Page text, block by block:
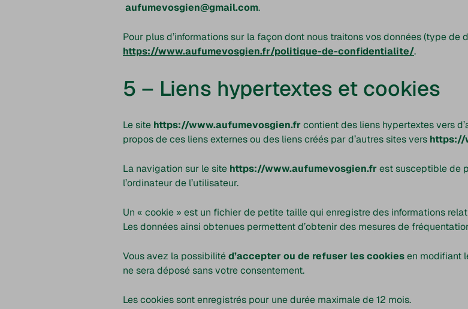
aufumevosgien@gmail.com.
Pour plus d’informations sur la façon dont nous traitons vos données (type de
https://www.aufumevosgien.fr/politique-de-confidentialite/.
5 – Liens hypertextes et cookies
Le site https://www.aufumevosgien.frcontient des liens hypertextes vers
propos de ces liens externes ou des liens créés par d’autres sites vers https://
La navigation sur le site https://www.aufumevosgien.frest susceptible de
l’ordinateur de l’utilisateur.
Un « cookie » est un fichier de petite taille qui enregistre des informations
Les données ainsi obtenues permettent d’obtenir des mesures de
Vous avez la possibilitéd’accepter ou de refuser les cookiesen modifiant
ne sera déposé sans votre consentement.
Les cookies sont enregistrés pour une durée maximale de 12 mois.